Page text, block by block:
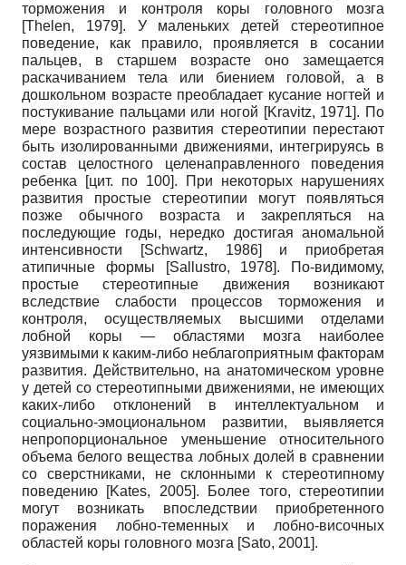
торможения и контроля коры головного мозга
[Thelen, 1979]. У маленьких детей стереотипное
поведение, как правило, проявляется в сосании
пальцев, в старшем возрасте оно замещается
раскачиванием тела или биением головой, а в
дошкольном возрасте преобладает кусание ногтей и
постукивание пальцами или ногой [Kravitz, 1971]. По
мере возрастного развития стереотипии перестают
быть изолированными движениями, интегрируясь в
состав целостного целенаправленного поведения
ребенка [цит. по 100]. При некоторых нарушениях
развития простые стереотипии могут появляться
позже обычного возраста и закрепляться на
последующие годы, нередко достигая аномальной
интенсивности
[Schwartz, 1986] и приобретая
атипичные формы
[Sallustro, 1978]. По-видимому,
простые стереотипные движения возникают
вследствие слабости процессов торможения и
контроля, осуществляемых высшими отделами
лобной коры — областями мозга наиболее
уязвимыми к каким-либо неблагоприятным факторам
развития. Действительно, на анатомическом уровне
у детей со стереотипными движениями, не имеющих
каких-либо отклонений в интеллектуальном и
социально-эмоциональном развитии, выявляется
непропорциональное уменьшение относительного
объема белого вещества лобных долей в сравнении
со сверстниками, не склонными к стереотипному
поведению [Kates, 2005]. Более того, сте­реотипии
могут возникать впоследствии приобретенного
поражения лобно-теменных и лобно-височных
областей коры головного мозга [Sato, 2001].